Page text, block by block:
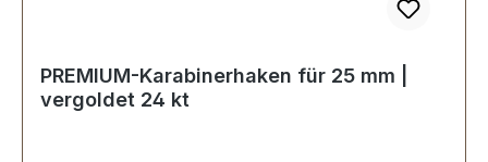
PREMIUM-Karabinerhaken für 25 mm |
vergoldet 24 kt